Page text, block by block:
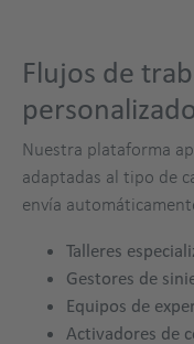
Flujos de
Nuestra plataforma
adaptadas al tipo de
envía
Talleres
Gestores de
Equipos de
Activadores de